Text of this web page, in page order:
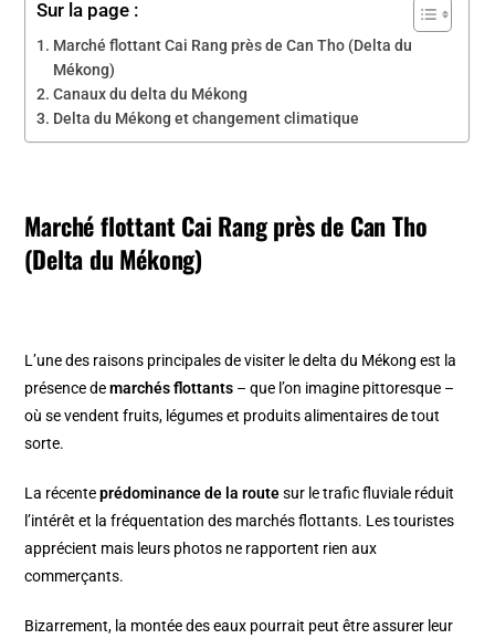
Sur la page :
Marché flottant Cai Rang près de Can Tho (Delta du
Mékong)
Canaux du delta du Mékong
Delta du Mékong et changement climatique
Marché flottant Cai Rang près de Can Tho
(Delta du Mékong)
L’une des raisons principales de visiter le delta du Mékong est la
présence demarchés flottants – que l’on imagine pittoresque –
où se vendent fruits, légumes et produits alimentaires de tout
sorte.
La récenteprédominance de la routesur le trafic fluviale réduit
l’intérêt et la fréquentation des marchés flottants. Les touristes
apprécient mais leurs photos ne rapportent rien aux
commerçants.
Bizarrement, la montée des eaux pourrait peut être assurer leur